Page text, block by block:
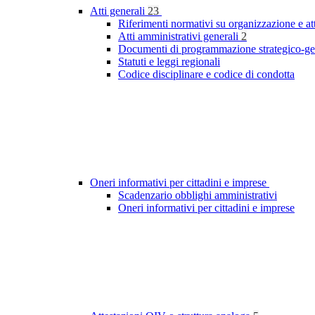
Atti generali 23
Riferimenti normativi su organizzazione e
Atti amministrativi generali 2
Documenti di programmazione strategico-
Statuti e leggi regionali
Codice disciplinare e codice di condotta
Oneri informativi per cittadini e imprese
Scadenzario obblighi amministrativi
Oneri informativi per cittadini e imprese